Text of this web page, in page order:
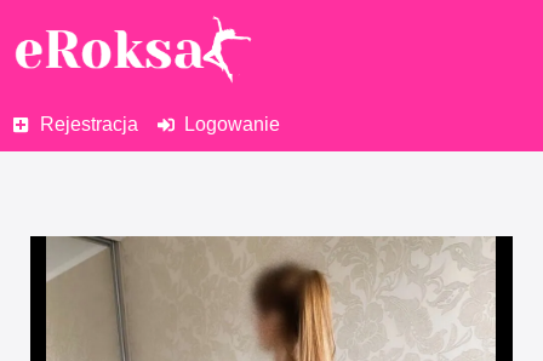
Rejestracja Logowanie